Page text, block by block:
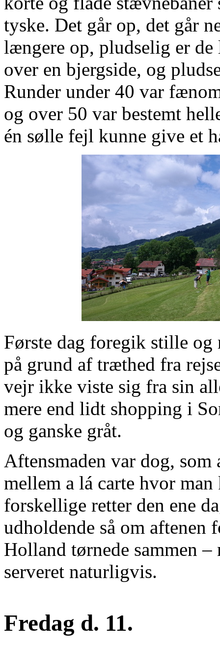
tyske. Det går op, det går
længere op, pludselig er de
over en bjergside, og
Runder under 40 var
og over 50 var bestemt
én sølle fejl kunne give et
Første dag foregik stille
på grund af træthed fra
vejr ikke viste sig fra sin
mere end lidt shopping i
og ganske gråt.
Aftensmaden var dog,
mellem a lá carte hvor
forskellige retter den ene
udholdende så om aftenen
Holland tørnede sammen
serveret naturligvis.
Fredag d. 11.